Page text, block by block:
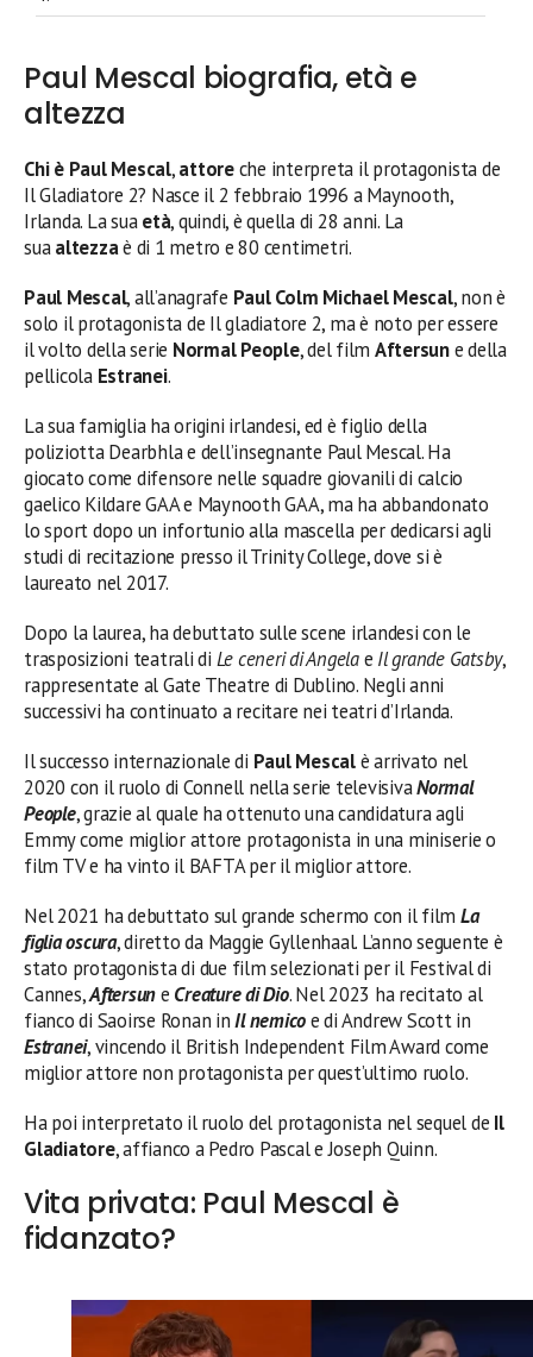
Paul Mescal biografia, età e
altezza
Chi è Paul Mescal,attoreche interpreta il protagonista de
Il Gladiatore 2? Nasce il 2 febbraio 1996 a Maynooth,
Irlanda. La suaetà, quindi, è quella di 28 anni. La
suaaltezzaè di 1 metro e 80 centimetri.
Paul Mescal, all’anagrafe Paul Colm Michael Mescal, non è
solo il protagonista de Il gladiatore 2, ma è noto per essere
il volto della serie Normal People, del film Aftersune della
pellicola Estranei.
La sua famiglia ha origini irlandesi, ed è figlio della
poliziotta Dearbhla e dell’insegnante Paul Mescal. Ha
giocato come difensore nelle squadre giovanili di calcio
gaelico Kildare GAA e Maynooth GAA, ma ha abbandonato
lo sport dopo un infortunio alla mascella per dedicarsi agli
studi di recitazione presso il Trinity College, dove si è
laureato nel 2017.
Dopo la laurea, ha debuttato sulle scene irlandesi con le
trasposizioni teatrali di Le ceneri di Angelae Il grande Gatsby,
rappresentate al Gate Theatre di Dublino. Negli anni
successivi ha continuato a recitare nei teatri d’Irlanda.
Il successo internazionale di Paul Mescalè arrivato nel
2020 con il ruolo di Connell nella serie televisivaNormal
People, grazie al quale ha ottenuto una candidatura agli
Emmy come miglior attore protagonista in una miniserie o
film TV e ha vinto il BAFTA per il miglior attore.
Nel 2021 ha debuttato sul grande schermo con il film La
figlia oscura, diretto da Maggie Gyllenhaal. L’anno seguente è
stato protagonista di due film selezionati per il Festival di
Cannes,Aftersune Creature di Dio. Nel 2023 ha recitato al
fianco di Saoirse Ronan inIl nemicoe di Andrew Scott in
Estranei, vincendo il British Independent Film Award come
miglior attore non protagonista per quest’ultimo ruolo.
Ha poi interpretato il ruolo del protagonista nel sequel de Il
Gladiatore, affianco a Pedro Pascal e Joseph Quinn.
Vita privata: Paul Mescal è
fidanzato?